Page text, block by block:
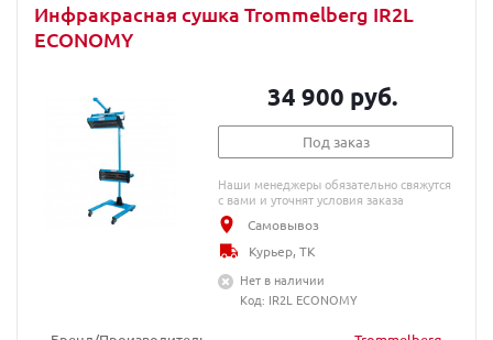
Инфракрасная сушка Trommelberg IR2L
ECONOMY
34 900 руб.
Под заказ
Наши менеджеры обязательно свяжутся
с вами и уточнят условия заказа
Самовывоз
Курьер, ТК
Нет в наличии
Код: IR2L ECONOMY